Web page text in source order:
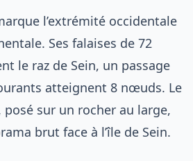
l’extrémité occidentale
Ses falaises de 72
le raz de Sein, un passage
atteignent 8 nœuds. Le
posé sur un rocher au large,
brut face à l’île de Sein.